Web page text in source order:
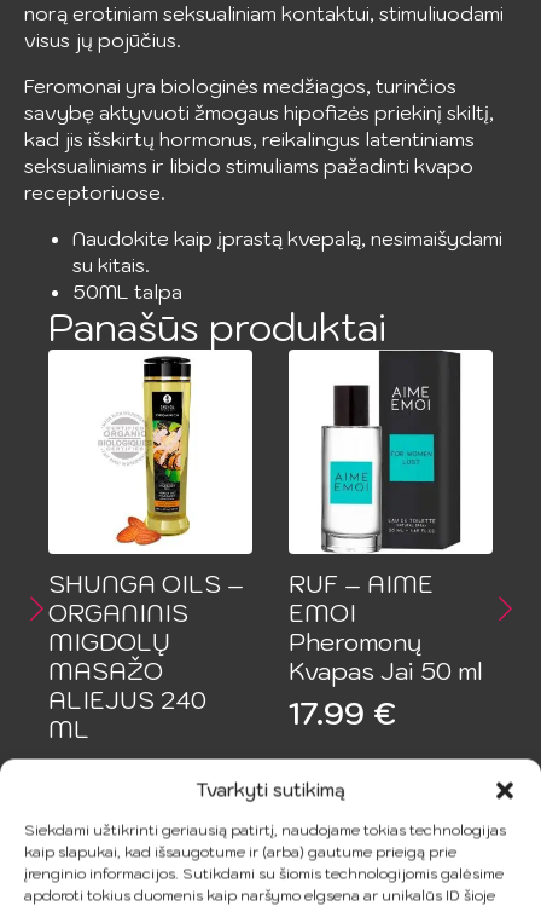
Tvarkyti sutikimą
Siekdami užtikrinti geriausią patirtį, naudojame tokias technologijas
kaip slapukai, kad išsaugotume ir (arba) gautume prieigą prie
įrenginio informacijos. Sutikdami su šiomis technologijomis galėsime
apdoroti tokius duomenis kaip naršymo elgsena ar unikalūs ID šioje
norą erotiniam seksualiniam kontaktui, stimuliuodami
visus jų pojūčius.
Feromonai yra biologinės medžiagos, turinčios
savybę aktyvuoti žmogaus hipofizės priekinį skiltį,
kad jis išskirtų hormonus, reikalingus latentiniams
seksualiniams ir libido stimuliams pažadinti kvapo
receptoriuose.
Naudokite kaip įprastą kvepalą, nesimaišydami
su kitais.
50ML talpa
Panašūs produktai
SHUNGA OILS –
ORGANINIS
MIGDOLŲ
MASAŽO
ALIEJUS 240
ML
21.99€
Į Krepšelį
RUF – AIME
EMOI
Pheromonų
Kvapas Jai 50 ml
17.99 €
Į Krepšelį